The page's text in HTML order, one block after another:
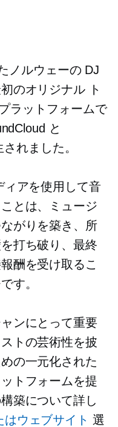
ノルウェーの DJ
のオリジナル ト
ラットフォームで
と
れました。
ィアを使用して音
とは、ミュージ
がりを築き、所
打ち破り、最終
酬を受け取るこ
す。
ンにとって重要
トの芸術性を披
の一元化された
トフォームを提
築について詳し
ウェブサイト 選